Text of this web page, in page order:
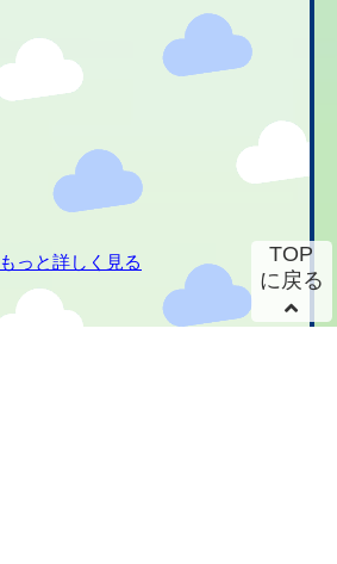
もっと詳しく見る
TOP
に戻る